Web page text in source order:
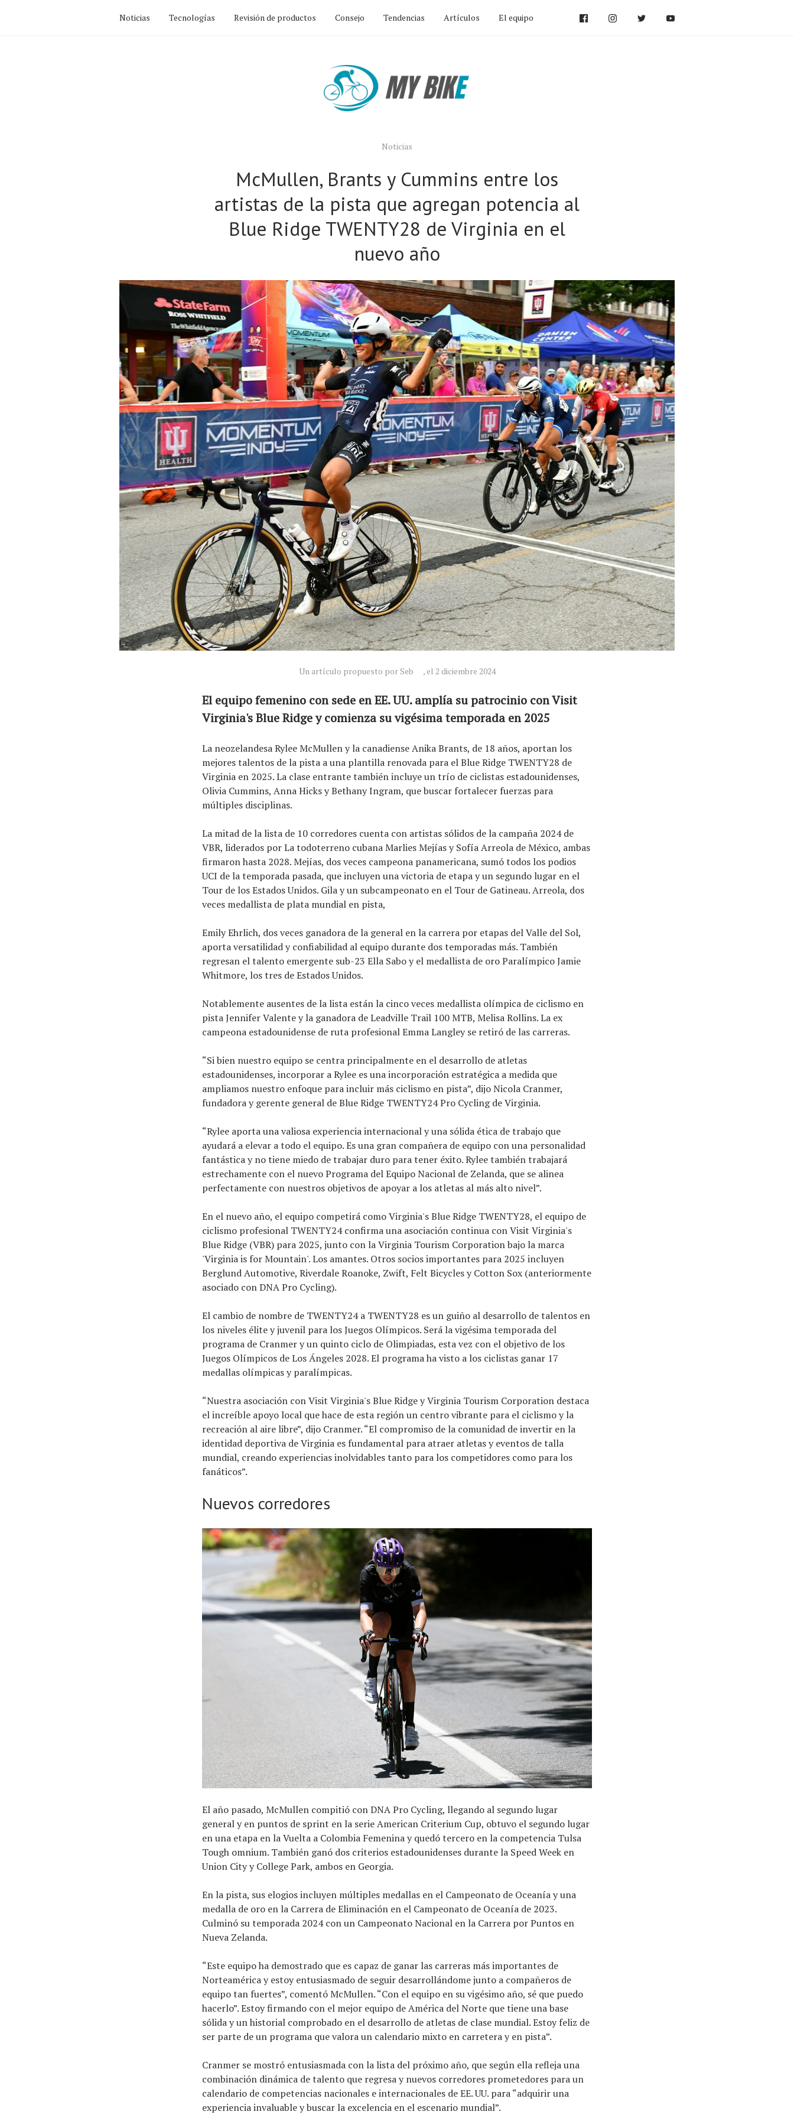
Noticias Tecnologías Revisión de productos Consejo Tendencias Artículos El equipo
Noticias
McMullen, Brants y Cummins entre los
artistas de la pista que agregan potencia al
Blue Ridge TWENTY28 de Virginia en el
nuevo año
Un artículo propuesto por Seb , el 2 diciembre 2024
El equipo femenino con sede en EE. UU. amplía su patrocinio con Visit
Virginia's Blue Ridge y comienza su vigésima temporada en 2025
La neozelandesa Rylee McMullen y la canadiense Anika Brants, de 18 años, aportan los
mejores talentos de la pista a una plantilla renovada para el Blue Ridge TWENTY28 de
Virginia en 2025. La clase entrante también incluye un trío de ciclistas estadounidenses,
Olivia Cummins, Anna Hicks y Bethany Ingram, que buscar fortalecer fuerzas para
múltiples disciplinas.
La mitad de la lista de 10 corredores cuenta con artistas sólidos de la campaña 2024 de
VBR, liderados porLa todoterreno cubana Marlies Mejías y Sofía Arreola de México, ambas
firmaron hasta 2028. Mejías, dos veces campeona panamericana, sumó todos los podios
UCI de la temporada pasada, que incluyen una victoria de etapa y un segundo lugar en el
Tour de los Estados Unidos. Gila y un subcampeonato en el Tour de Gatineau. Arreola, dos
veces medallista de plata mundial en pista,
Emily Ehrlich, dos veces ganadora de la general en la carrera por etapas del Valle del Sol,
aporta versatilidad y confiabilidad al equipo durante dos temporadas más. También
regresan el talento emergente sub-23 Ella Sabo y el medallista de oro Paralímpico Jamie
Whitmore, los tres de Estados Unidos.
Notablemente ausentes de la lista están la cinco veces medallista olímpica de ciclismo en
pista Jennifer Valente y la ganadora de Leadville Trail 100 MTB, Melisa Rollins. La ex
campeona estadounidense de ruta profesional Emma Langley se retiró de las carreras.
“Si bien nuestro equipo se centra principalmente en el desarrollo de atletas
estadounidenses, incorporar a Rylee es una incorporación estratégica a medida que
ampliamos nuestro enfoque para incluir más ciclismo en pista”, dijo Nicola Cranmer,
fundadora y gerente general de Blue Ridge TWENTY24 Pro Cycling de Virginia.
“Rylee aporta una valiosa experiencia internacional y una sólida ética de trabajo que
ayudará a elevar a todo el equipo. Es una gran compañera de equipo con una personalidad
fantástica y no tiene miedo de trabajar duro para tener éxito. Rylee también trabajará
estrechamente con el nuevo Programa del Equipo Nacional de Zelanda, que se alinea
perfectamente con nuestros objetivos de apoyar a los atletas al más alto nivel”.
En el nuevo año, el equipo competirá como Virginia's Blue Ridge TWENTY28, el equipo de
ciclismo profesional TWENTY24 confirma una asociación continua con Visit Virginia's
Blue Ridge (VBR) para 2025, junto con la Virginia Tourism Corporation bajo la marca
'Virginia is for Mountain'. Los amantes. Otros socios importantes para 2025 incluyen
Berglund Automotive, Riverdale Roanoke, Zwift, Felt Bicycles y Cotton Sox (anteriormente
asociado con DNA Pro Cycling).
El cambio de nombre de TWENTY24 a TWENTY28 es un guiño al desarrollo de talentos en
los niveles élite y juvenil para los Juegos Olímpicos. Será la vigésima temporada del
programa de Cranmer y un quinto ciclo de Olimpiadas, esta vez con el objetivo de los
Juegos Olímpicos de Los Ángeles 2028. El programa ha visto a los ciclistas ganar 17
medallas olímpicas y paralímpicas.
“Nuestra asociación con Visit Virginia's Blue Ridge y Virginia Tourism Corporation destaca
el increíble apoyo local que hace de esta región un centro vibrante para el ciclismo y la
recreación al aire libre”, dijo Cranmer. “El compromiso de la comunidad de invertir en la
identidad deportiva de Virginia es fundamental para atraer atletas y eventos de talla
mundial, creando experiencias inolvidables tanto para los competidores como para los
fanáticos”.
Nuevos corredores
El año pasado, McMullen compitió con DNA Pro Cycling, llegando al segundo lugar
general y en puntos de sprint en la serie American Criterium Cup, obtuvo el segundo lugar
en una etapa en la Vuelta a Colombia Femenina y quedó tercero en la competencia Tulsa
Tough omnium. También ganó dos criterios estadounidenses durante la Speed ​​Week en
Union City y College Park, ambos en Georgia.
En la pista, sus elogios incluyen múltiples medallas en el Campeonato de Oceanía y una
medalla de oro en la Carrera de Eliminación en el Campeonato de Oceanía de 2023.
Culminó su temporada 2024 con un Campeonato Nacional en la Carrera por Puntos en
Nueva Zelanda.
“Este equipo ha demostrado que es capaz de ganar las carreras más importantes de
Norteamérica y estoy entusiasmado de seguir desarrollándome junto a compañeros de
equipo tan fuertes”, comentó McMullen. “Con el equipo en su vigésimo año, sé que puedo
hacerlo”. Estoy firmando con el mejor equipo de América del Norte que tiene una base
sólida y un historial comprobado en el desarrollo de atletas de clase mundial. Estoy feliz de
ser parte de un programa que valora un calendario mixto en carretera y en pista”.
Cranmer se mostró entusiasmada con la lista del próximo año, que según ella refleja una
combinación dinámica de talento que regresa y nuevos corredores prometedores para un
calendario de competencias nacionales e internacionales de EE. UU. para “adquirir una
experiencia invaluable y buscar la excelencia en el escenario mundial”.